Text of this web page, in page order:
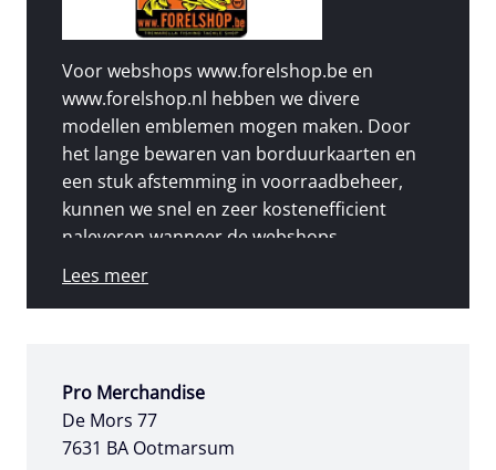
Voor webshops www.forelshop.be en
www.forelshop.nl hebben we divere
modellen emblemen mogen maken. Door
het lange bewaren van borduurkaarten en
een stuk afstemming in voorraadbeheer,
kunnen we snel en zeer kostenefficient
naleveren wanneer de webshops
onverwacht snel uit voorraad lopen.
Lees meer
Pro Merchandise
De Mors 77
7631 BA Ootmarsum